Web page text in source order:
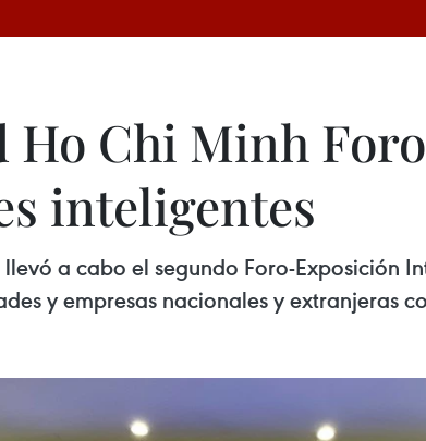
Ho Chi Minh
inteligentes
a cabo el segundo Foro-Exposición
y empresas nacionales y extranjeras